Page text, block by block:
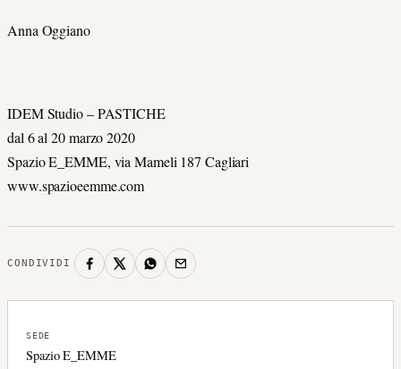
Anna Oggiano
IDEM Studio – PASTICHE
dal 6 al 20 marzo 2020
Spazio E_EMME, via Mameli 187 Cagliari
www.spazioeemme.com
CONDIVIDI
SEDE
Spazio E_EMME